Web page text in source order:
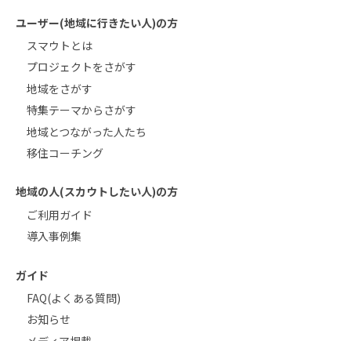
ユーザー(地域に行きたい人)の方
スマウトとは
プロジェクトをさがす
地域をさがす
特集テーマからさがす
地域とつながった人たち
移住コーチング
地域の人(スカウトしたい人)の方
ご利用ガイド
導入事例集
ガイド
FAQ(よくある質問)
お知らせ